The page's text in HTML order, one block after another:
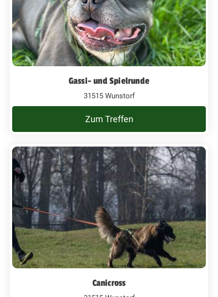
Gassi- und Spielrunde
31515 Wunstorf
Zum Treffen
Canicross